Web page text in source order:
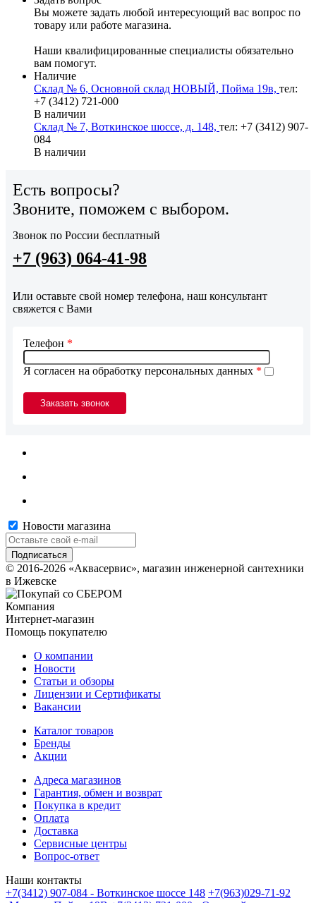
Вы можете задать любой интересующий вас вопрос по
товару или работе магазина.
Наши квалифицированные специалисты обязательно
вам помогут.
Наличие
Склад № 6, Основной склад НОВЫЙ, Пойма 19в, тел:
+7 (3412) 721-000
В наличии
Склад № 7, Воткинское шоссе, д. 148, тел: +7 (3412) 907-
084
В наличии
Есть вопросы?
Звоните, поможем с выбором.
Звонок по России бесплатный
+7 (963) 064-41-98
Или оставьте свой номер телефона, наш консультант
свяжется с Вами
Я согласен на обработку персональных данных *
Телефон *
Новости магазина
© 2016-2026 «Аквасервис», магазин инженерной сантехники
в Ижевске
Компания
Интернет-магазин
Помощь покупателю
О компании
Новости
Статьи и обзоры
Лицензии и Сертификаты
Вакансии
Каталог товаров
Бренды
Акции
Адреса магазинов
Гарантия, обмен и возврат
Покупка в кредит
Оплата
Доставка
Сервисные центры
Вопрос-ответ
Наши контакты
+7(3412) 907-084 - Воткинское шоссе 148 +7(963)029-71-92